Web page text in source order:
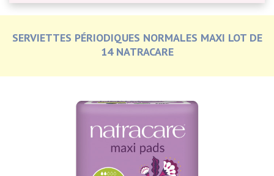
SERVIETTES PÉRIODIQUES NORMALES MAXI LOT DE
14 NATRACARE